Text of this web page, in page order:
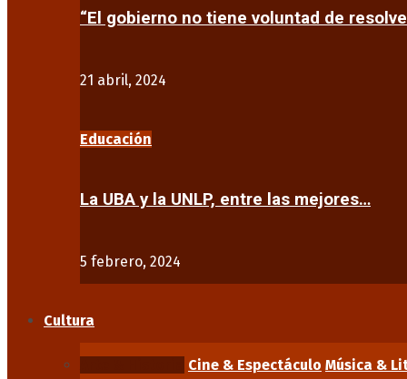
“El gobierno no tiene voluntad de
21 abril, 2024
Educación
La UBA y la UNLP, entre las mejores…
5 febrero, 2024
Cultura
Cine & Espectáculo Música &